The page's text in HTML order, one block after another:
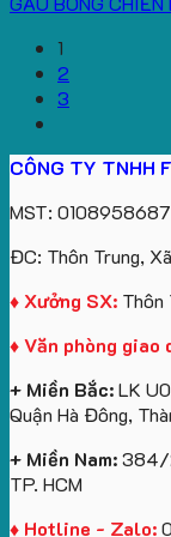
1
2
3
CÔNG TY TNHH
MST: 0108958687
ĐC: Thôn Trung,
♦ Xưởng SX: Thôn
♦ Văn phòng giao
+ Miền Bắc:LK
Quận Hà Đông,
+ Miền Nam:384/
TP. HCM
♦ Hotline - Zalo: